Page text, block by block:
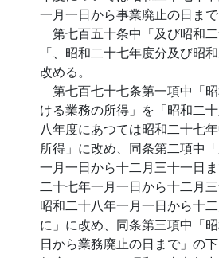
一月一日から事業廃止の日まで
第七百五十条中「及び昭和
「、昭和二十七年度分及び昭
改める。
第七百七十七条第一項中「
ける業務の所得」を「昭和二
八年度にあつては昭和二十七
所得」に改め、同条第二項中
一月一日から十二月三十一日
二十七年一月一日から十二月
昭和二十八年一月一日から十
に」に改め、同条第三項中「
日から業務廃止の日まで」の